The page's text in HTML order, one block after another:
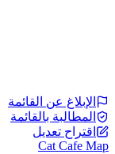
الإبلاغ عن القائمة
المطالبة بالقائمة
اقتراح تعديل
Cat Cafe Map